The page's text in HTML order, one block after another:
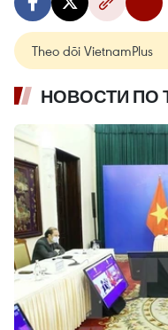
Theo dõi VietnamPlus
НОВОСТИ ПО